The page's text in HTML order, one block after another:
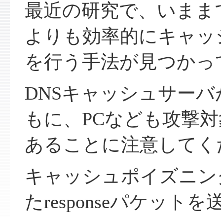
最近の研究で、いま
よりも効率的にキャ
を行う手法が見つか
DNSキャッシュサー
もに、PCなども攻撃
あることに注意して
キャッシュポイズニ
たresponseパケットを